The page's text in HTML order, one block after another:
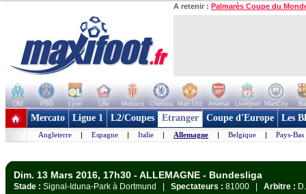
A retenir : Palmarès Coupe du
OM PSG Lyon Lille Monaco Chelsea Man Utd Arsenal Liverpool ManCity
+ de clubs
Mercato Ligue 1 L2/Coupes Etranger Coupe d'Europe Les
Angleterre | Espagne | Italie | Allemagne | Belgique | Pays-Bas
Dim. 13 Mars 2016, 17h30 - ALLEMAGNE - Bundesliga
Stade : Signal-Iduna-Park à Dortmund | Spectateurs : 81000 | Arbitre :